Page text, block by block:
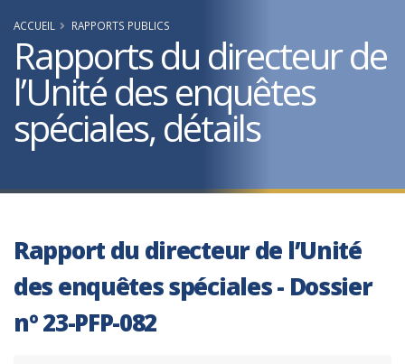
ACCUEIL RAPPORTS PUBLICS
Rapports du directeur de
l’Unité des enquêtes
spéciales, détails
Rapport du directeur de l’Unité
des enquêtes spéciales - Dossier
nº 23-PFP-082